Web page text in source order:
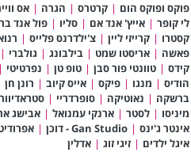
פוקס ופוקס הום | קרטרס | הגרה | אס
לי קופר | אייץ' אנד אם | סליו | פול אנד בר
קסטרו | קרייזי ליין | צ'ילדרנס פלייס |
פאשה | אריסטו שמט | בילבונג | גולברי |
קידס | טוונטי פור סבן | טופ טן | נפרטיטי |
הודיס | מנגו | פיקס | אייס קיוב | רונן חן
ברשקה | נאוטיקה | סופרדריי |
מיניסו | לסטר | ארנקי עמנואל | אבישג
אינטר ג'ינס | Gan Studio - דוכן |
איגל ילדים | זיגי זוג | אדלין